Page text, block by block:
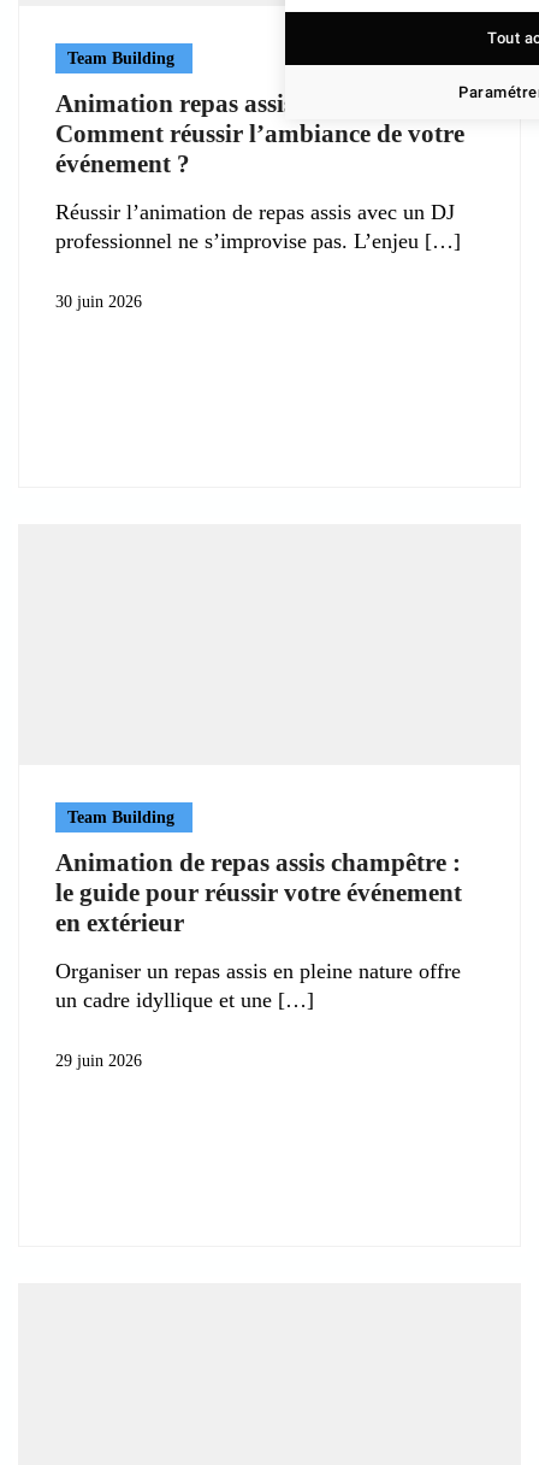
Team Building
Animation repas assis avec DJ :
Comment réussir l’ambiance de votre
événement ?
Réussir l’animation de repas assis avec un DJ
professionnel ne s’improvise pas. L’enjeu
30 juin 2026
Team Building
Animation de repas assis champêtre :
le guide pour réussir votre événement
en extérieur
Organiser un repas assis en pleine nature offre
un cadre idyllique et une
29 juin 2026
Tout